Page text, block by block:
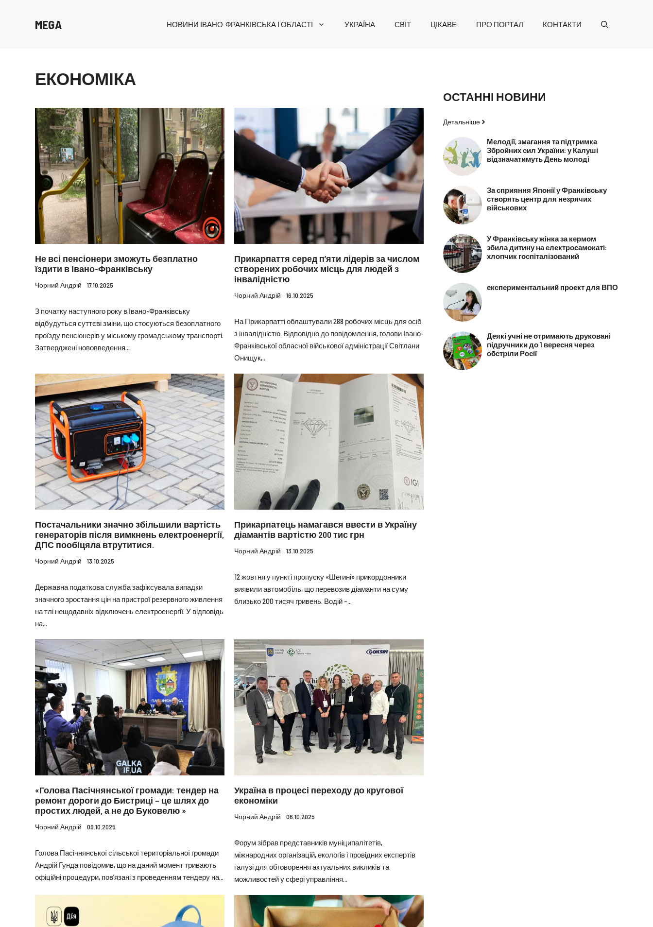
MEGA НОВИНИ ІВАНО-ФРАНКІВСЬКА І ОБЛАСТІ УКРАЇНА СВІТ ЦІКАВЕ ПРО ПОРТАЛ КОНТАКТИ
ЕКОНОМІКА
Не всі пенсіонери зможуть безплатно
їздити в Івано-Франківську
Чорний Андрій 17.10.2025
З початку наступного року в Івано-Франківську
відбудуться суттєві зміни, що стосуються безоплатного
проїзду пенсіонерів у міському громадському транспорті.
Затверджені нововведення...
Прикарпаття серед п’яти лідерів за числом
створених робочих місць для людей з
інвалідністю
Чорний Андрій 16.10.2025
На Прикарпатті облаштували 288 робочих місць для осіб
з інвалідністю. Відповідно до повідомлення, голови Івано-
Франківської обласної військової адміністрації Світлани
Онищук,...
Постачальники значно збільшили вартість
генераторів після вимкнень електроенергії,
ДПС пообіцяла втрутитися.
Чорний Андрій 13.10.2025
Державна податкова служба зафіксувала випадки
значного зростання цін на пристрої резервного живлення
на тлі нещодавніх відключень електроенергії. У відповідь
на...
Прикарпатець намагався ввести в Україну
діамантів вартістю 200 тис грн
Чорний Андрій 13.10.2025
12 жовтня у пункті пропуску «Шегині» прикордонники
виявили автомобіль, що перевозив діаманти на суму
близько 200 тисяч гривень. Водій –...
«Голова Пасічнянської громади: тендер на
ремонт дороги до Бистриці – це шлях до
простих людей, а не до Буковелю »
Чорний Андрій 09.10.2025
Голова Пасічнянської сільської територіальної громади
Андрій Гунда повідомив, що на даний момент тривають
офіційні процедури, пов’язані з проведенням тендеру на...
Україна в процесі переходу до кругової
економіки
Чорний Андрій 06.10.2025
Форум зібрав представників муніципалітетів,
міжнародних організацій, екологів і провідних експертів
галузі для обговорення актуальних викликів та
можливостей у сфері управління...
ОСТАННІ НОВИНИ
Детальніше
Мелодії, змагання та підтримка
Збройних сил України: у Калуші
відзначатимуть День молоді
За сприяння Японії у Франківську
створять центр для незрячих
військових
У Франківську жінка за кермом
збила дитину на електросамокаті:
хлопчик госпіталізований
експериментальний проєкт для ВПО
Деякі учні не отримають друковані
підручники до 1 вересня через
обстріли Росії